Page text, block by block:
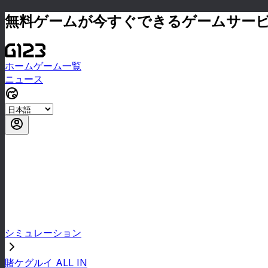
無料ゲームが今すぐできるゲームサー
ホームゲーム一覧
ニュース
シミュレーション
賭ケグルイ ALL IN